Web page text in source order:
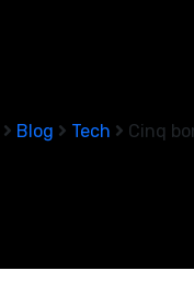
Blog Tech Cinq